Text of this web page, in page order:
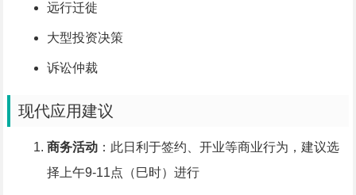
远行迁徙
大型投资决策
诉讼仲裁
现代应用建议
商务活动：此日利于签约、开业等商业行为，建议选
择上午9-11点（巳时）进行